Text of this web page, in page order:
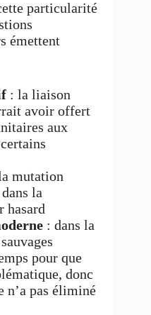
particularité
émettent
: la liaison
avoir offert
aux
mutation
la
hasard
: dans la
pour que
donc
n’a pas éliminé